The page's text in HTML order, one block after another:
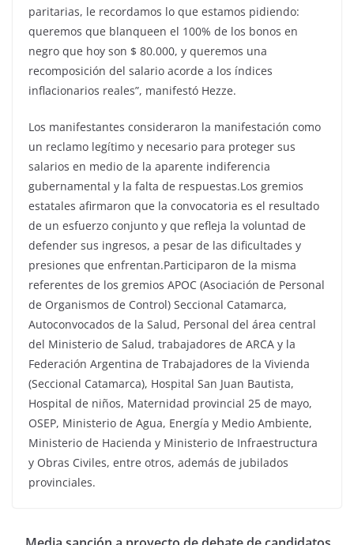
paritarias, le recordamos lo que estamos pidiendo:
queremos que blanqueen el 100% de los bonos en
negro que hoy son $ 80.000, y queremos una
recomposición del salario acorde a los índices
inflacionarios reales”, manifestó Hezze.
Los manifestantes consideraron la manifestación como
un reclamo legítimo y necesario para proteger sus
salarios en medio de la aparente indiferencia
gubernamental y la falta de respuestas.Los gremios
estatales afirmaron que la convocatoria es el resultado
de un esfuerzo conjunto y que refleja la voluntad de
defender sus ingresos, a pesar de las dificultades y
presiones que enfrentan.Participaron de la misma
referentes de los gremios APOC (Asociación de Personal
de Organismos de Control) Seccional Catamarca,
Autoconvocados de la Salud, Personal del área central
del Ministerio de Salud, trabajadores de ARCA y la
Federación Argentina de Trabajadores de la Vivienda
(Seccional Catamarca), Hospital San Juan Bautista,
Hospital de niños, Maternidad provincial 25 de mayo,
OSEP, Ministerio de Agua, Energía y Medio Ambiente,
Ministerio de Hacienda y Ministerio de Infraestructura
y Obras Civiles, entre otros, además de jubilados
provinciales.